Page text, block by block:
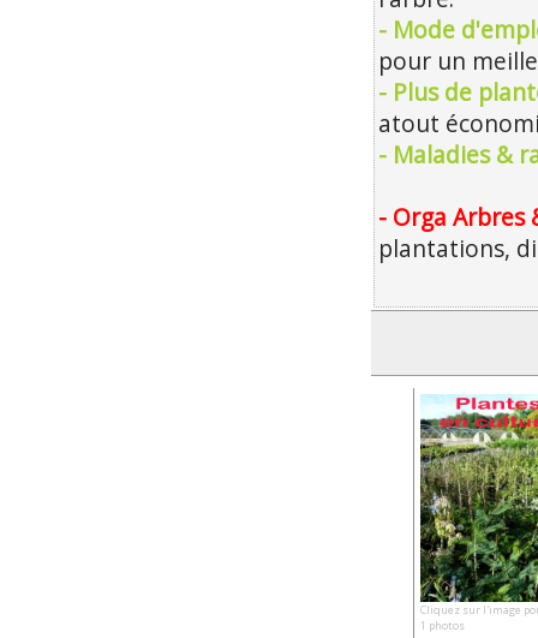
- Mode
pour un
- Plus de
atout
- Maladies &
- Orga Arbres
plantations,
Cliquez sur l'image
1 photos